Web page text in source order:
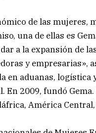
de las mujeres,
una de ellas es
a la expansión de
y empresarias»,
en aduanas, logística
2009, fundó
América Central,